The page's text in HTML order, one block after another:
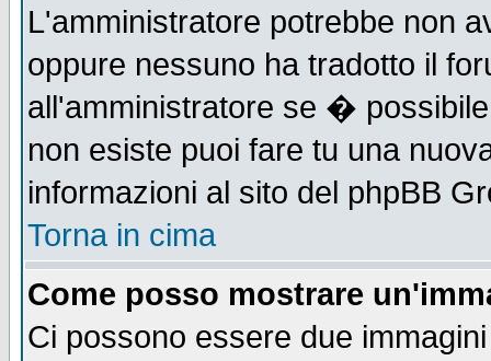
L'amministratore potrebbe non
oppure nessuno ha tradotto il
all'amministratore se �
non esiste puoi fare tu una
informazioni al sito del phpBB
Torna in cima
Come posso mostrare
Ci possono essere due